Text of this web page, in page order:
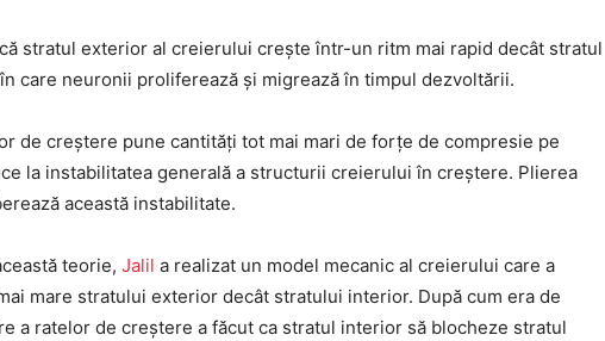
stratul exterior al creierului crește într-un ritm mai rapid decât stratul
care neuronii proliferează și migrează în timpul dezvoltării.
de creștere pune cantități tot mai mari de forțe de compresie pe
la instabilitatea generală a structurii creierului în creștere. Plierea
această instabilitate.
teorie, Jalil a realizat un model mecanic al creierului care a
mare stratului exterior decât stratului interior. După cum era de
a ratelor de creștere a făcut ca stratul interior să blocheze stratul